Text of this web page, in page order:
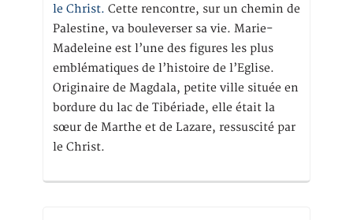
le Christ. Cette rencontre, sur un chemin de
Palestine, va bouleverser sa vie. Marie-
Madeleine est l’une des figures les plus
emblématiques de l’histoire de l’Eglise.
Originaire de Magdala, petite ville située en
bordure du lac de Tibériade, elle était la
sœur de Marthe et de Lazare, ressuscité par
le Christ.